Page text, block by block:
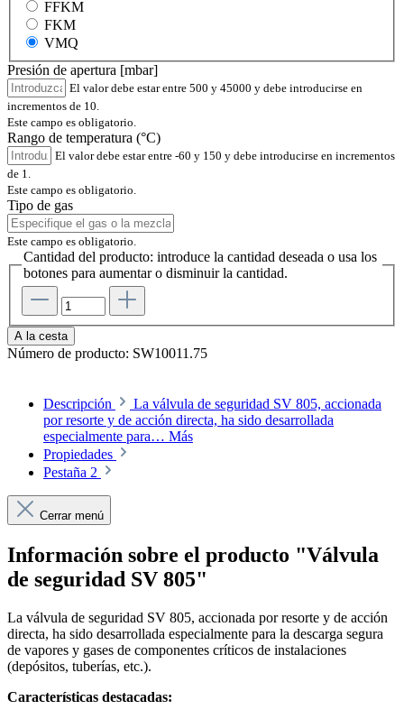
FFKM
FKM
VMQ
Presión de apertura [mbar]
El valor debe estar entre 500 y 45000 y debe introducirse en
incrementos de 10.
Este campo es obligatorio.
Rango de temperatura (°C)
El valor debe estar entre -60 y 150 y debe introducirse en incrementos
de 1.
Este campo es obligatorio.
Tipo de gas
Este campo es obligatorio.
Cantidad del producto: introduce la cantidad deseada o usa los
botones para aumentar o disminuir la cantidad.
A la cesta
Número de producto: SW10011.75
Descripción
La válvula de seguridad SV 805, accionada
por resorte y de acción directa, ha sido desarrollada
especialmente para… Más
Propiedades
Pestaña 2
Cerrar menú
Información sobre el producto "Válvula
de seguridad SV 805"
La válvula de seguridad SV 805, accionada por resorte y de acción
directa, ha sido desarrollada especialmente para la descarga segura
de vapores y gases de componentes críticos de instalaciones
(depósitos, tuberías, etc.).
Características destacadas: